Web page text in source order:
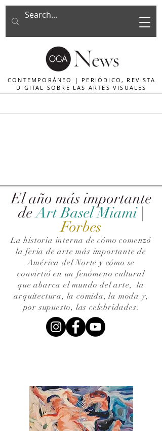
CONTEMPORÁNEO | PERIÓDICO, REVISTA
DIGITAL SOBRE LAS ARTES VISUALES
El año más importante
de Art Basel Miami |
Forbes
La historia interna de cómo comenzó
la feria de arte más importante de
América del Norte y cómo se
convirtió en un fenómeno cultural
que abarca el mundo del arte,la
arquitectura, la comida, la moda y,
por supuesto, las celebridades.